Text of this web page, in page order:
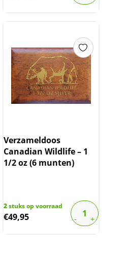
Verzameldoos
Canadian Wildlife – 1
1/2 oz (6 munten)
2stuks op voorraad
€49,95